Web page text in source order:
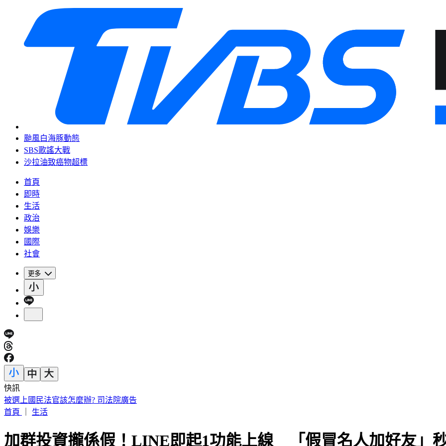
颱風白海豚動態
SBS歌謠大戰
沙拉油致癌物超標
首頁
即時
生活
政治
娛樂
國際
社會
更多
快訊
被選上國民法官該怎麼辦? 司法院廣告
首頁
生活
加群投資攏係假！LINE即起1功能上線 「假冒名人加好友」